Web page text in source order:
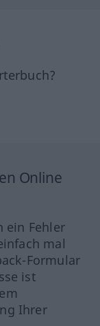
Online
ein Fehler
mal
Formular
ist
Ihrer